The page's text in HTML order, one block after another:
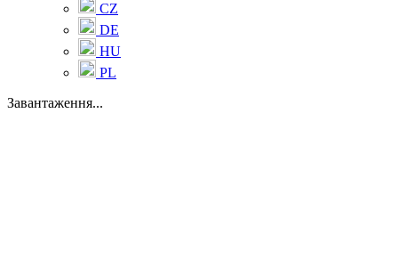
CZ
DE
HU
PL
Завантаження...